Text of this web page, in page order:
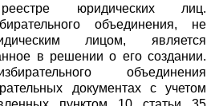
реестре юридических лиц.
объединения, не
лицом, является
в решении о его создании.
объединения
документах с учетом